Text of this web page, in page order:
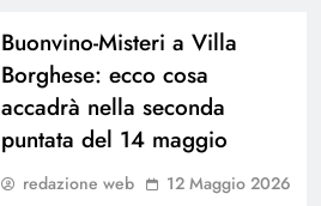
Buonvino-Misteri a Villa
Borghese: ecco cosa
accadrà nella seconda
puntata del 14 maggio
redazione web
12 Maggio 2026